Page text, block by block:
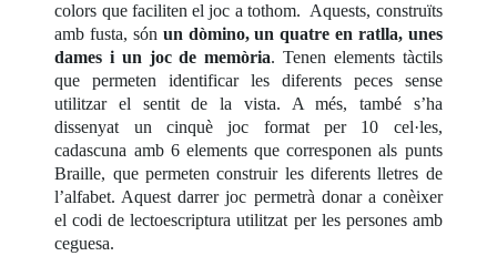
colors que faciliten el joc a tothom. Aquests, construïts
amb fusta, són un dòmino, un quatre en ratlla, unes
dames i un joc de memòria. Tenen elements tàctils
que permeten identificar les diferents peces sense
utilitzar el sentit de la vista. A més, també s’ha
dissenyat un cinquè joc format per 10 cel·les,
cadascuna amb 6 elements que corresponen als punts
Braille, que permeten construir les diferents lletres de
l’alfabet. Aquest darrer joc permetrà donar a conèixer
el codi de lectoescriptura utilitzat per les persones amb
ceguesa.